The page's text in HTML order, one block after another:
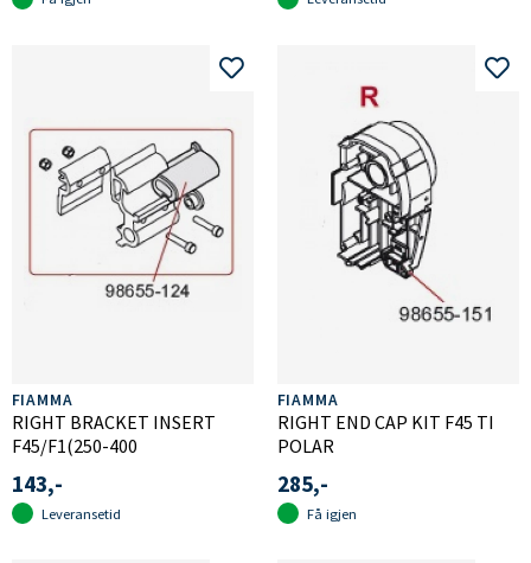
FIAMMA
RIGHT BRACKET INSERT
F45/F1(250-400
143,-
Leveransetid
FIAMMA
RIGHT END CAP KIT F45 TI
POLAR
285,-
Få igjen